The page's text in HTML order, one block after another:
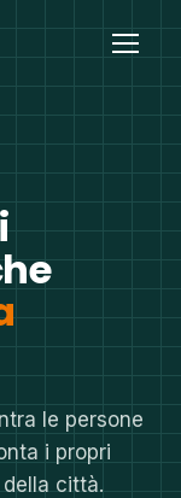
le persone
i propri
città.